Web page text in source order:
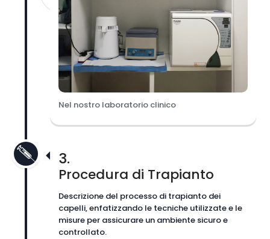
Nel nostro laboratorio clinico
3.
Procedura di Trapianto
Descrizione del processo di trapianto dei
capelli, enfatizzando le tecniche utilizzate e le
misure per assicurare un ambiente sicuro e
controllato.